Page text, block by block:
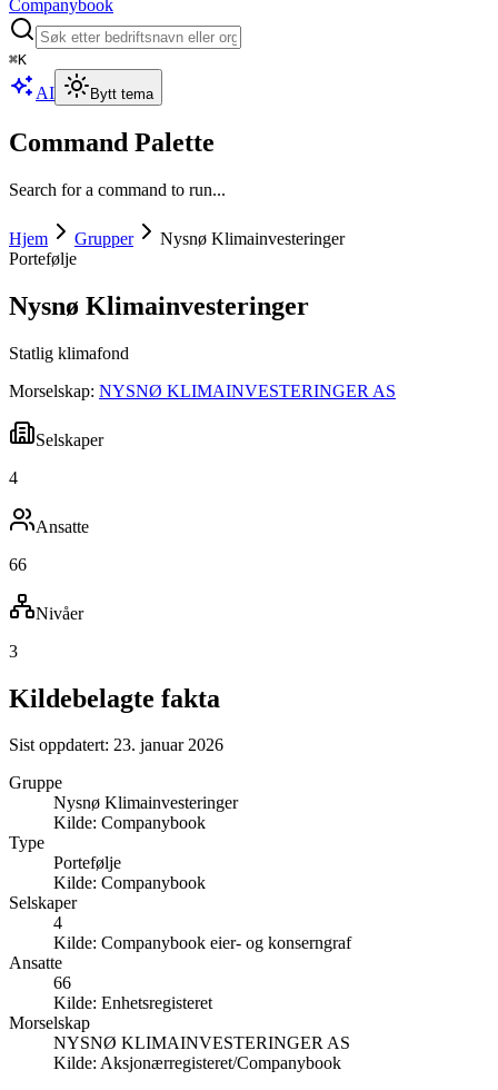
Companybook
⌘K
AI Bytt tema
Command Palette
Search for a command to run...
Hjem Grupper
Nysnø Klimainvesteringer
Portefølje
Nysnø Klimainvesteringer
Statlig klimafond
Morselskap: NYSNØ KLIMAINVESTERINGER AS
Selskaper
4
Ansatte
66
Nivåer
3
Kildebelagte fakta
Sist oppdatert: 23. januar 2026
Gruppe
Nysnø Klimainvesteringer
Kilde: Companybook
Type
Portefølje
Kilde: Companybook
Selskaper
4
Kilde: Companybook eier- og konserngraf
Ansatte
66
Kilde: Enhetsregisteret
Morselskap
NYSNØ KLIMAINVESTERINGER AS
Kilde: Aksjonærregisteret/Companybook